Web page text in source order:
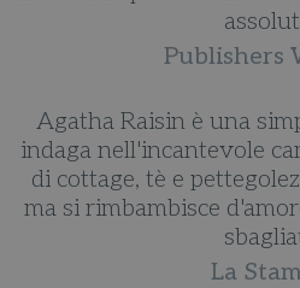
Publishers
Agatha Raisin è una
indaga nell'incantevole
di cottage, tè e
ma si rimbambisce
La